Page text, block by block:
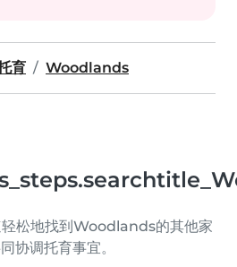
育 Woodlands
松地找到Woodlands的其他家
协调托育事宜。